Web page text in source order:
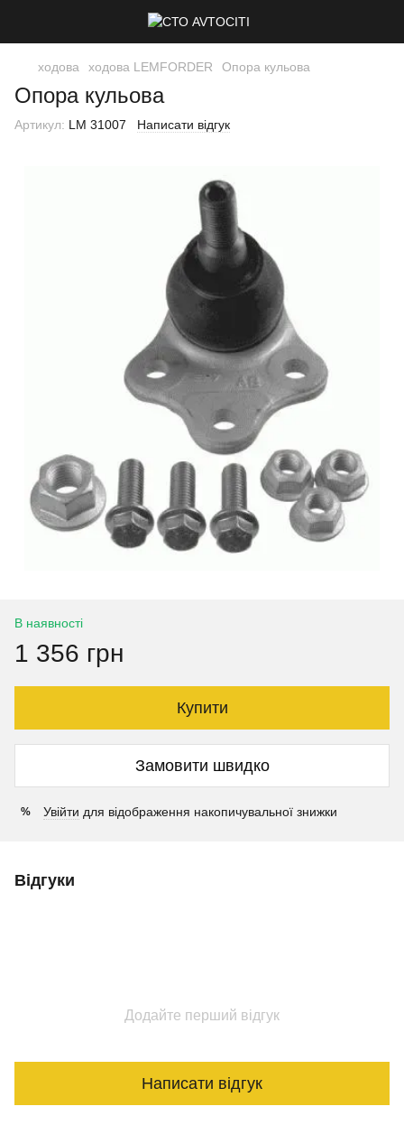
ходова ходова LEMFORDER Опора кульова
Опора кульова
Артикул: LM 31007 Написати відгук
В наявності
1 356 грн
Купити
Замовити швидко
% Увійти для відображення накопичувальної знижки
Відгуки
Додайте перший відгук
Написати відгук